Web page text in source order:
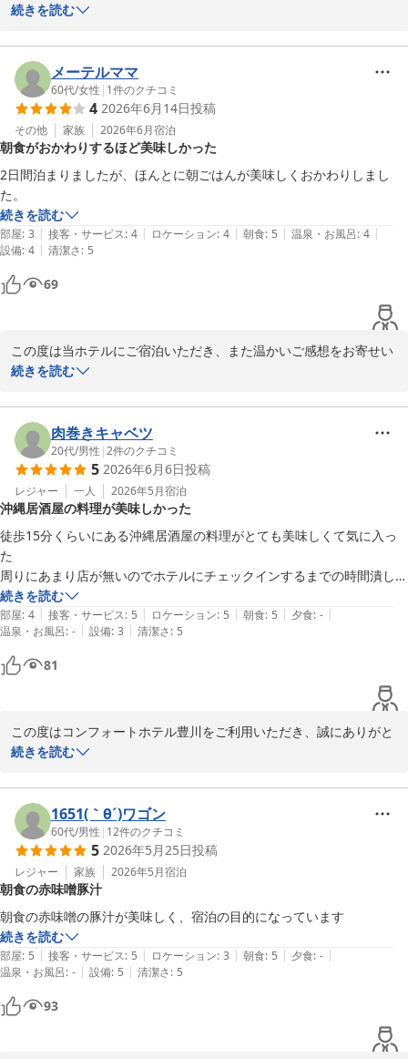
スタッフ一同心よりお待ちしております。
ごしください。
コンフォートホテル豊川
2026-06-24
読いたしました。
また、スタッフ一同何よりの励みとなります。
今後も皆さまにご満足いただける朝食と快適なご滞在をご提供でき
るよう努めてまいります。
またのお越しをスタッフ一同、心よりお待ち申し上げております。
コンフォートホテル豊川
2026-06-23
続きを読む
メーテルママ
60代/女性 | 1件のクチコミ
4 2026年6月14日投稿
その他 家族 2026年6月宿泊
朝食がおかわりするほど美味しかった
2日間泊まりましたが、ほんとに朝ごはんが美味しくおかわりしまし
た。
続きを読む
部屋: 3 | 接客・サービス: 4 | ロケーション: 4 | 朝食: 5 | 温泉・お風呂: 4 |
設備: 4 | 清潔さ: 5
69
この度は当ホテルにご宿泊いただき、また温かいご感想をお寄せい
ただき誠にありがとうございます。
当ホテルの無料朝食は「Color your Morning」をコンセプトに、
旅先での幸せな朝のひとときをお楽しみいただけるよう心を込めて
ご用意しております。
また、季節ごとの限定のスムージーもお楽しみ頂けます。次回ご宿
泊の際はぜひお召し上がりくださいませ。
めてまいります。
またのお越しを心よりお待ち申し上げております。
コンフォートホテル豊川
続きを読む
肉巻きキャベツ
20代/男性 |2件のクチコミ
5 2026年6月6日投稿
レジャー 一人 2026年5月宿泊
沖縄居酒屋の料理が美味しかった
徒歩15分くらいにある沖縄居酒屋の料理がとても美味しくて気に入っ
た
周りにあまり店が無いのでホテルにチェックインするまでの時間潰しは
二駅隣の豊川のイオンモールですると良いと思います
続きを読む
部屋: 4 | 接客・サービス: 5 | ロケーション: 5 | 朝食: 5 | 夕食: - |
温泉・お風呂: - | 設備: 3 | 清潔さ: 5
81
この度はコンフォートホテル豊川をご利用いただき、誠にありがと
うございます。
近隣の沖縄料理店は、とても人気のお店でございます。
その他にも周辺にはおすすめの飲食店がたくさんございますので、
また当ホテルをご利用の際はフロントスタッフにお尋ねください。
当ホテルは、名鉄豊川線「諏訪町駅」から徒歩５分の距離にござい
ます。
隣の駅にはイオンモール豊川がございますので、出張にも観光にも
便利にご利用いただけるかと存じます。
また豊川へお越しの際も、ぜひ当ホテルをご利用ください。
お客様のまたのお越しを、従業員一同、心よりお待ち申し上げてお
続きを読む
1651(｀θ´)ワゴン
60代/男性 | 12件のクチコミ
5 2026年5月25日投稿
レジャー 家族 2026年5月宿泊
朝食の赤味噌豚汁
朝食の赤味噌の豚汁が美味しく、宿泊の目的になっています
続きを読む
部屋: 5 | 接客・サービス: 5 | ロケーション: 3 | 朝食: 5 | 夕食: - |
温泉・お風呂: - | 設備: 5 | 清潔さ: 5
93